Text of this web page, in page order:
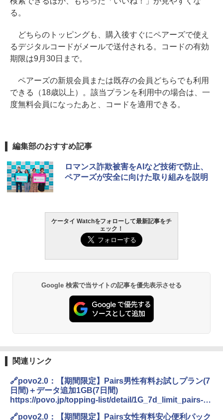
る。
どちらのトッピングも、購入後すぐにペアーズで使え
るデジタルコードがメールで送付される。コードの有効
期限は9月30日まで。
ペアーズの新規会員または既存の会員どちらでも利用
できる（18歳以上）。該当プランを利用中の場合は、一
度無料会員になったあと、コードを適用できる。
編集部のおすすめ記事
ロマンス詐欺被害をAIなど技術で防止、
ペアーズが安全に向けた取り組みを説明
ケータイ Watchをフォローして最新記事をチ
ェック！
Google 検索で当サイトの記事を優先表示させる
関連リンク
🔗povo2.0：【期間限定】Pairs男性有料お試しプラン(7
日間)＋データ追加1GB(7日間)
https://povo.jp/topping-list/detail/1G_7d_limit_pairs-
🔗povo2.0：【期間限定】Pairs女性有料安心便利パック